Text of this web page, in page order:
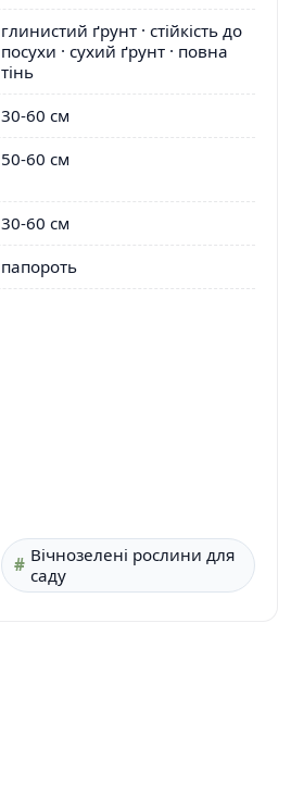
глинистий ґрунт · стійкість до
посухи · сухий ґрунт · повна
тінь
30-60 см
50-60 см
30-60 см
папороть
Вічнозелені рослини для
саду